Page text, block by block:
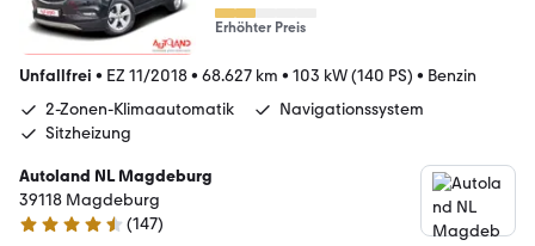
Erhöhter Preis
Unfallfrei • EZ 11/2018• 68.627 km • 103 kW (140 PS) • Benzin
2-Zonen-Klimaautomatik
Navigationssystem
Sitzheizung
Autoland NL Magdeburg
39118 Magdeburg
4.6 Sterne
(147)